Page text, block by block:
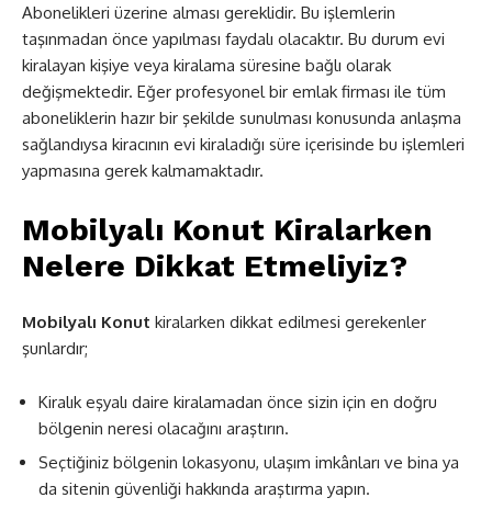
Abonelikleri üzerine alması gereklidir. Bu işlemlerin
taşınmadan önce yapılması faydalı olacaktır. Bu durum evi
kiralayan kişiye veya kiralama süresine bağlı olarak
değişmektedir. Eğer profesyonel bir emlak firması ile tüm
aboneliklerin hazır bir şekilde sunulması konusunda anlaşma
sağlandıysa kiracının evi kiraladığı süre içerisinde bu işlemleri
yapmasına gerek kalmamaktadır.
Mobilyalı Konut Kiralarken
Nelere Dikkat Etmeliyiz?
Mobilyalı Konut kiralarken dikkat edilmesi gerekenler
şunlardır;
Kiralık eşyalı daire kiralamadan önce sizin için en doğru
bölgenin neresi olacağını araştırın.
Seçtiğiniz bölgenin lokasyonu, ulaşım imkânları ve bina ya
da sitenin güvenliği hakkında araştırma yapın.